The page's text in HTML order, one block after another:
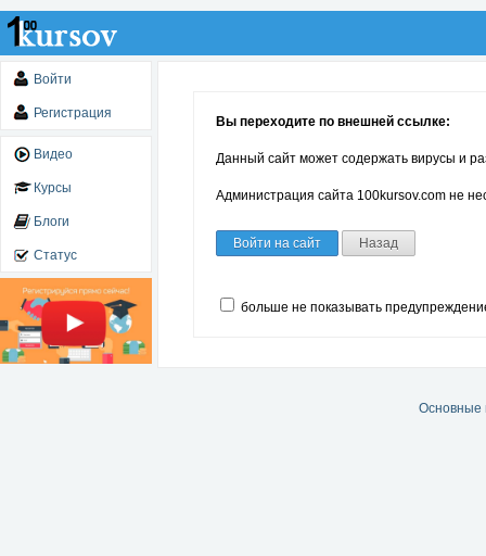
Войти
Регистрация
Видео
Курсы
Блоги
Статус
Вы переходите по внешней ссылке:
Данный сайт может содержать вирусы и
Администрация сайта 100kursov.com не
Войти на сайт Назад
больше не показывать
Основные